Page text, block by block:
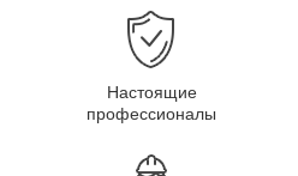
Настоящие
профессионалы